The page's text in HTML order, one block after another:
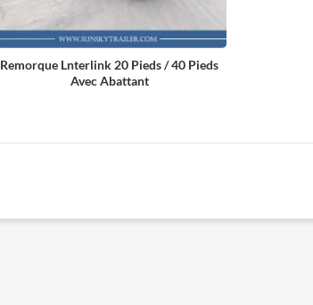
Remorque Lnterlink 20 Pieds / 40 Pieds
Avec Abattant